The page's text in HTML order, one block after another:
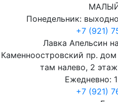
Понедельник:
+7 (921)
Лавка Апельсин
Каменноостровский пр.
там налево, 2
Ежедневно:
+7 (921)